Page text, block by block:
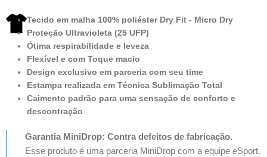
Tecido em malha 100% poliéster Dry Fit - Micro Dry
Proteção Ultravioleta (25 UFP)
Ótima respirabilidade e leveza
Flexível e com Toque macio
Design exclusivo em parceria com seu time
Estampa realizada em Técnica Sublimação Total
Caimento padrão para uma sensação de conforto e
descontração
Garantia MiniDrop: Contra defeitos de fabricação.
Esse produto é uma parceria MiniDrop com a equipe eSport.